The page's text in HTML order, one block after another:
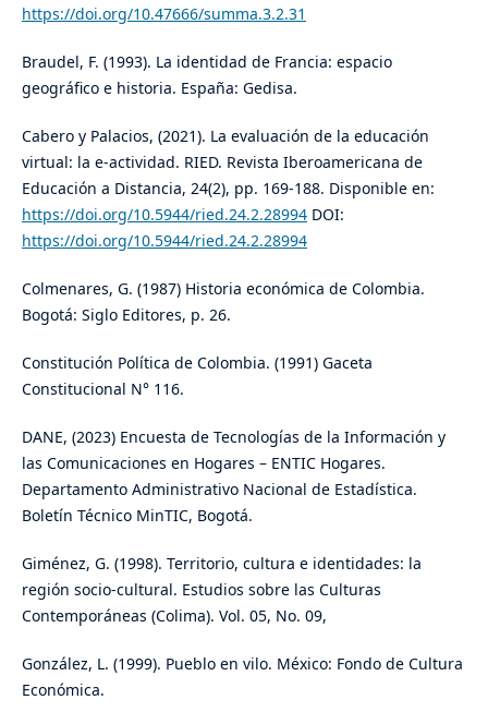
https://doi.org/10.47666/summa.3.2.31
Braudel, F. (1993). La identidad de Francia: espacio
geográfico e historia. España: Gedisa.
Cabero y Palacios, (2021). La evaluación de la educación
virtual: la e-actividad. RIED. Revista Iberoamericana de
Educación a Distancia, 24(2), pp. 169-188. Disponible en:
https://doi.org/10.5944/ried.24.2.28994DOI:
https://doi.org/10.5944/ried.24.2.28994
Colmenares, G. (1987) Historia económica de Colombia.
Bogotá: Siglo Editores, p. 26.
Constitución Política de Colombia. (1991) Gaceta
Constitucional N° 116.
DANE, (2023) Encuesta de Tecnologías de la Información y
las Comunicaciones en Hogares – ENTIC Hogares.
Departamento Administrativo Nacional de Estadística.
Boletín Técnico MinTIC, Bogotá.
Giménez, G. (1998). Territorio, cultura e identidades: la
región socio-cultural. Estudios sobre las Culturas
Contemporáneas (Colima). Vol. 05, No. 09,
González, L. (1999). Pueblo en vilo. México: Fondo de Cultura
Económica.